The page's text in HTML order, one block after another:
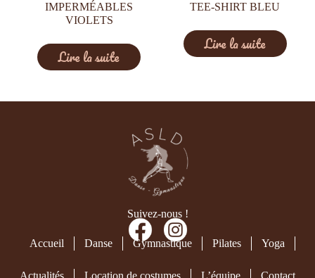
IMPERMÉABLES
VIOLETS
Lire la suite
TEE-SHIRT BLEU
Lire la suite
Suivez-nous !
Accueil Danse Gymnastique Pilates Yoga
Actualités Location de costumes L’équipe Contact